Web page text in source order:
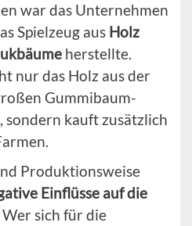
war das Unternehmen
Spielzeug aus Holz
herstellte.
nur das Holz aus der
Gummibaum-
sondern kauft zusätzlich
Produktionsweise
Einflüsse auf die
Wer sich für die